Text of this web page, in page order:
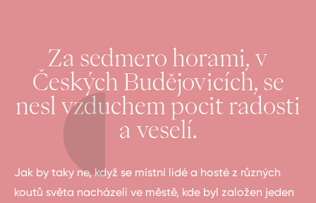
Za sedmero horami, v
Českých Budějovicích, se
nesl vzduchem pocit radosti
a veselí.
Jak by taky ne, když se místní lidé a hosté z různých
koutů světa nacházeli ve městě, kde byl založen jeden